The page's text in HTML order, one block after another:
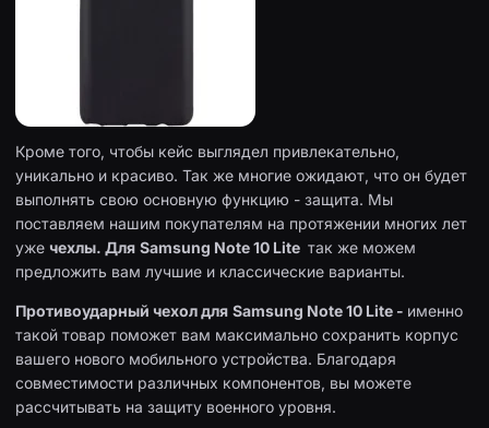
Кроме того, чтобы кейс выглядел привлекательно,
уникально и красиво. Так же многие ожидают, что он будет
выполнять свою основную функцию - защита. Мы
поставляем нашим покупателям на протяжении многих лет
уже чехлы. Для Samsung Note 10 Lite так же можем
предложить вам лучшие и классические варианты.
Противоударный чехол для Samsung Note 10 Lite - именно
такой товар поможет вам максимально сохранить корпус
вашего нового мобильного устройства. Благодаря
совместимости различных компонентов, вы можете
рассчитывать на защиту военного уровня.